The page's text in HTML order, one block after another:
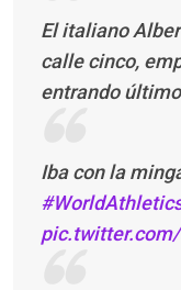
El italiano
calle cinco,
entrando
Iba con la